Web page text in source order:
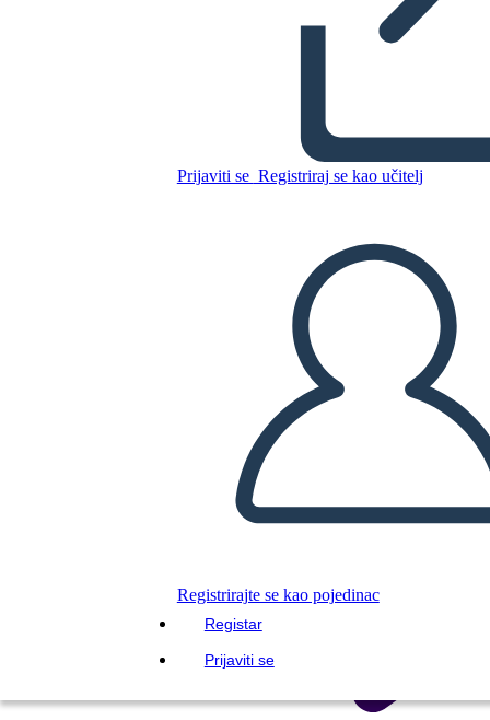
Prijaviti se Registriraj se kao učitelj
Registrirajte se kao pojedinac
Registar
Prijaviti se
Kopirajte ovaj Storyboard
IZRADITE PLOČU SCENARIJA
ČITAJ MI